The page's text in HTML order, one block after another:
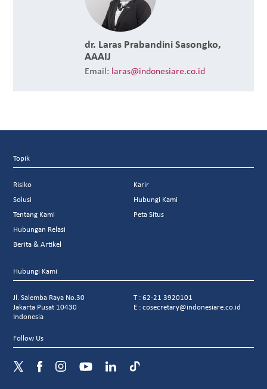
dr. Laras Prabandini Sasongko,
AAAIJ
Email: laras@indonesiare.co.id
Topik
Risiko
Solusi
Tentang Kami
Hubungan Relasi
Berita & Artikel
Karir
Hubungi Kami
Peta Situs
Hubungi Kami
Jl. Salemba Raya No.30
Jakarta Pusat 10430
Indonesia
T : 62-21 3920101
E : cosecretary@indonesiare.co.id
Follow Us